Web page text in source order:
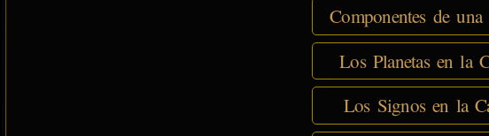
Componentes de
Los Planetas en la
Los Signos en la